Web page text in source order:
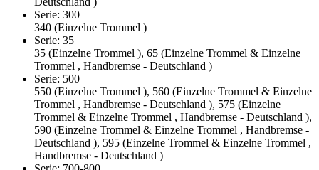
Serie: 300
340 (Einzelne Trommel )
Serie: 35
35 (Einzelne Trommel ), 65 (Einzelne Trommel & Einzelne
Trommel , Handbremse - Deutschland )
Serie: 500
550 (Einzelne Trommel ), 560 (Einzelne Trommel & Einzelne
Trommel , Handbremse - Deutschland ), 575 (Einzelne
Trommel & Einzelne Trommel , Handbremse - Deutschland ),
590 (Einzelne Trommel & Einzelne Trommel , Handbremse -
Deutschland ), 595 (Einzelne Trommel & Einzelne Trommel ,
Handbremse - Deutschland )